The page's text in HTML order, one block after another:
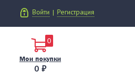
Войти | Регистрация
0
Мои покупки
0 ₽